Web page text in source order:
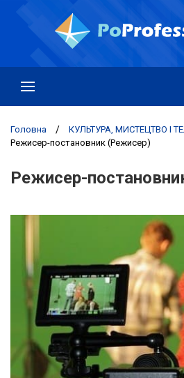
Головна / КУЛЬТУРА, МИСТЕЦТВО І
Режисер-постановник (Режисер)
Режисер-